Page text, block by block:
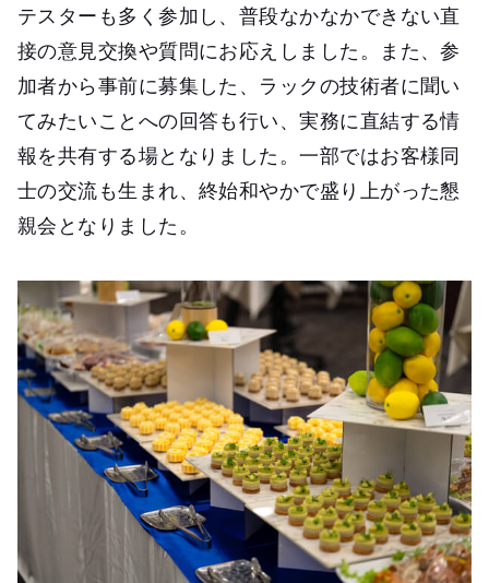
テスターも多く参加し、普段なかなかできない直
接の意見交換や質問にお応えしました。また、参
加者から事前に募集した、ラックの技術者に聞い
てみたいことへの回答も行い、実務に直結する情
報を共有する場となりました。一部ではお客様同
士の交流も生まれ、終始和やかで盛り上がった懇
親会となりました。